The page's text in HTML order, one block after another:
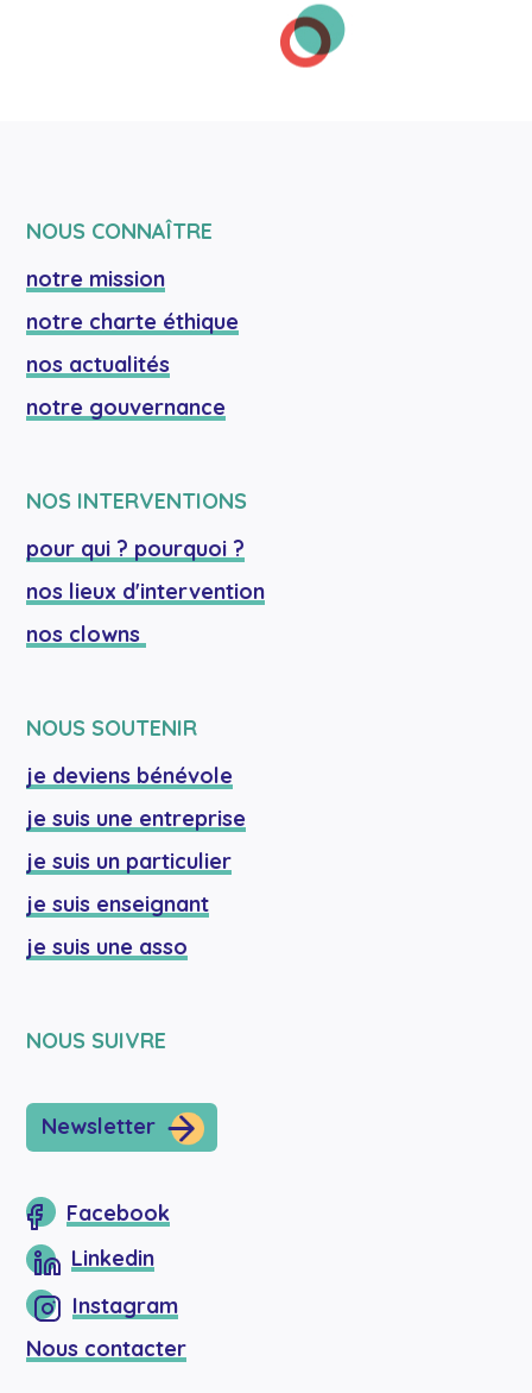
NOUS CONNAÎTRE
notre mission
notre charte éthique
nos actualités
notre gouvernance
NOS INTERVENTIONS
pour qui ? pourquoi ?
nos lieux d'intervention
nos clowns
NOUS SOUTENIR
je deviens bénévole
je suis une entreprise
je suis un particulier
je suis enseignant
je suis une asso
NOUS SUIVRE
Newsletter
Facebook
Linkedin
Instagram
Nous contacter